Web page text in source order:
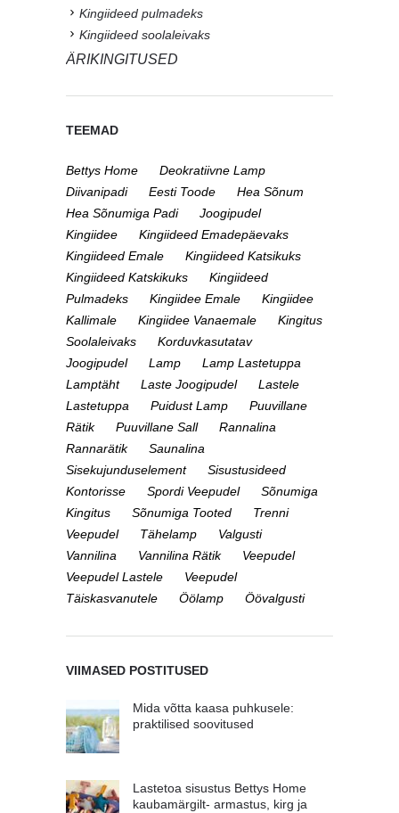
Kingiideed pulmadeks
Kingiideed soolaleivaks
ÄRIKINGITUSED
TEEMAD
Bettys Home
Deokratiivne Lamp
Diivanipadi
Eesti Toode
Hea Sõnum
Hea Sõnumiga Padi
Joogipudel
Kingiidee
Kingiideed Emadepäevaks
Kingiideed Emale
Kingiideed Katsikuks
Kingiideed Katskikuks
Kingiideed
Pulmadeks
Kingiidee Emale
Kingiidee
Kallimale
Kingiidee Vanaemale
Kingitus
Soolaleivaks
Korduvkasutatav
Joogipudel
Lamp
Lamp Lastetuppa
Lamptäht
Laste Joogipudel
Lastele
Lastetuppa
Puidust Lamp
Puuvillane
Rätik
Puuvillane Sall
Rannalina
Rannarätik
Saunalina
Sisekujunduselement
Sisustusideed
Kontorisse
Spordi Veepudel
Sõnumiga
Kingitus
Sõnumiga Tooted
Trenni
Veepudel
Tähelamp
Valgusti
Vannilina
Vannilina Rätik
Veepudel
Veepudel Lastele
Veepudel
Täiskasvanutele
Öölamp Öövalgusti
VIIMASED POSTITUSED
Mida võtta kaasa puhkusele:
praktilised soovitused
Lastetoa sisustus Bettys Home
kaubamärgilt- armastus, kirg ja